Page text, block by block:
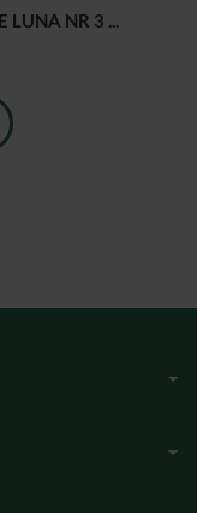
LUNA NR 3 ...